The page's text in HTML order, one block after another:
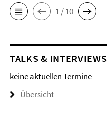
1 / 10
TALKS & INTERVIEWS
keine aktuellen Termine
Übersicht